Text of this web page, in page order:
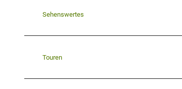
Sehenswertes
Touren